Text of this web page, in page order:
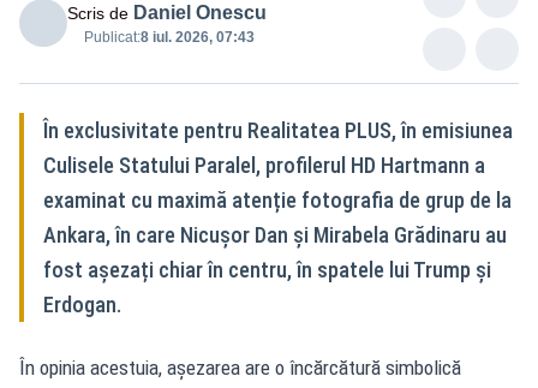
Scris de Daniel Onescu
Publicat:8 iul. 2026, 07:43
În exclusivitate pentru Realitatea PLUS, în emisiunea
Culisele Statului Paralel, profilerul HD Hartmann a
examinat cu maximă atenție fotografia de grup de la
Ankara, în care Nicușor Dan și Mirabela Grădinaru au
fost așezați chiar în centru, în spatele lui Trump și
Erdogan.
În opinia acestuia, așezarea are o încărcătură simbolică